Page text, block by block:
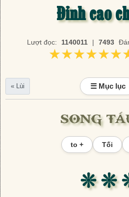
Đỉnh cao
Lượt đọc: 1140011 | 7493
« Lùi ☰ Mục lục
SONG
to + Tối
❊ ❊